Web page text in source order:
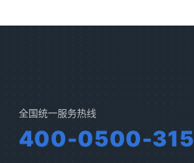
全国统一服务热线
400-0500-315